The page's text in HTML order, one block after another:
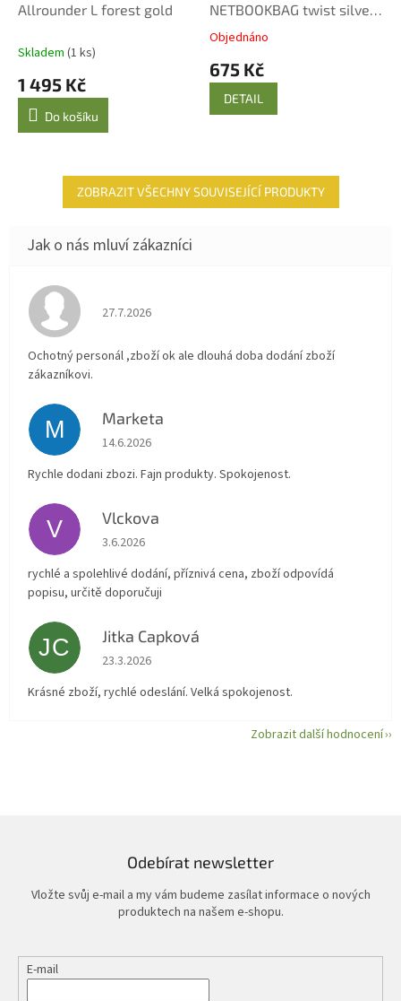
Allrounder L forest gold
Skladem (1 ks)
1 495 Kč
Do košíku
NETBOOKBAG twist silver
Reisenthel
Průměrné
produktu
5,0
Objednáno
675 Kč
DETAIL
ZOBRAZIT VŠECHNY SOUVISEJÍCÍ PRODUKTY
Hodnocení obchodu je 4 z 5 hvězdiček.
27.7.2026
Ochotný personál ,zboží ok ale dlouhá doba dodání zboží
zákazníkovi.
M Marketa
Hodnocení obchodu je 5 z 5 hvězdiček.
14.6.2026
Rychle dodani zbozi. Fajn produkty. Spokojenost.
V Vlckova
Hodnocení obchodu je 5 z 5 hvězdiček.
3.6.2026
rychlé a spolehlivé dodání, příznivá cena, zboží odpovídá
popisu, určitě doporučuji
JC Jitka Capková
Hodnocení obchodu je 5 z 5 hvězdiček.
23.3.2026
Krásné zboží, rychlé odeslání. Velká spokojenost.
Zobrazit další hodnocení
Odebírat newsletter
Vložte svůj e-mail a my vám budeme zasílat informace o nových
produktech na našem e-shopu.
E-mail